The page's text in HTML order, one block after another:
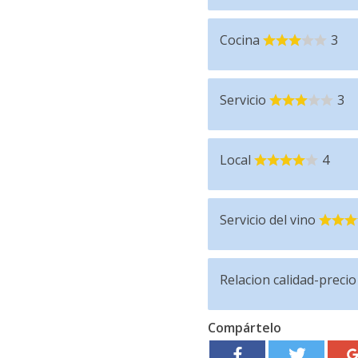
Cocina 3
Servicio 3
Local 4
Servicio del vino
Relacion calidad-precio
Compártelo